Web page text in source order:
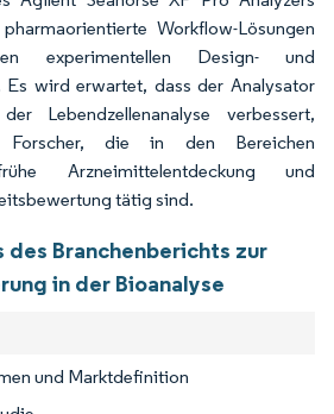
Workflow-Lösungen
experimentellen Design- und
Es wird erwartet, dass der Analysator
Lebendzellenanalyse verbessert,
Forscher, die in den Bereichen
Arzneimittelentdeckung und
tätig sind.
Branchenberichts zur
in der Bioanalyse
und Marktdefinition